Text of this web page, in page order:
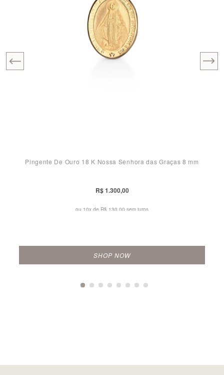
Pingente De Ouro 18 K Nossa Senhora das Graças 8 mm
R$ 1.300,00
ou 10x de R$ 130,00 sem juros
SHOP NOW